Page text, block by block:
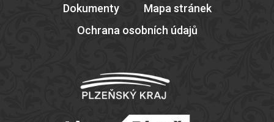
Dokumenty
Mapa stránek
Ochrana osobních údajů